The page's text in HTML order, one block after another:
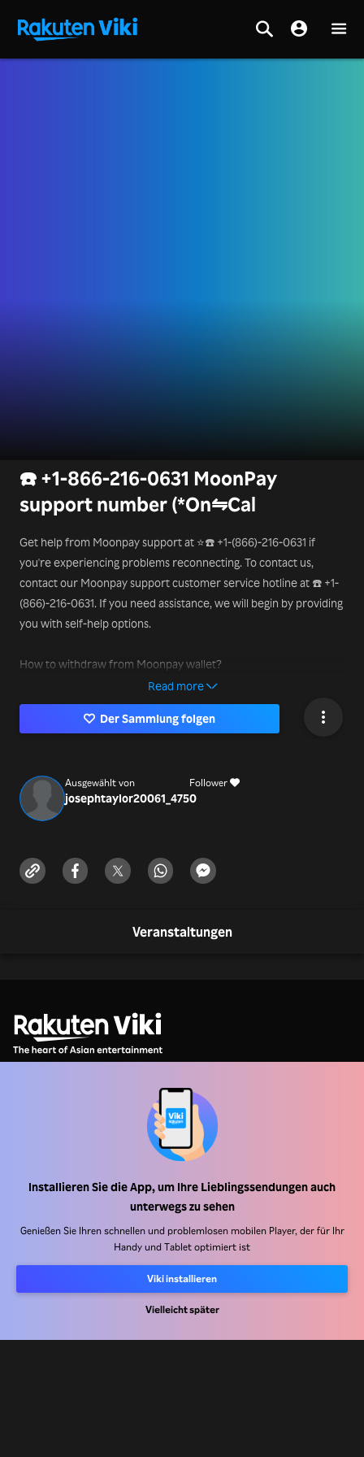
Installieren Sie die App, um Ihre Lieblingssendungen auch
unterwegs zu sehen
Genießen Sie Ihren schnellen und problemlosen mobilen Player, der für Ihr
Handy und Tablet optimiert ist
Viki installieren
Vielleicht später
☎️ +1-866-216-0631 MoonPay
support number (*On⇋Cal
Get help from Moonpay support at ⭐☎️ +1-(866)-216-0631 if
you're experiencing problems reconnecting. To contact us,
contact our Moonpay support customer service hotline at ☎️ +1-
(866)-216-0631. If you need assistance, we will begin by providing
you with self-help options.
How to withdraw from Moonpay wallet?
Get help from Moonpay support at ⭐☎️ +1-(866)-216-0631 if
you're experiencing problems reconnecting. To contact us,
contact our Moonpay support customer service hotline at 1-
Read more
Der Sammlung folgen
Ausgewählt von
josephtaylor20061_475
Follower
0
Veranstaltungen
Werbefachkräfte
Nutzungsbedingungen